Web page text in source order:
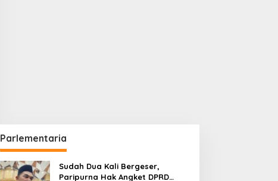
Parlementaria
Sudah Dua Kali Bergeser,
Paripurna Hak Angket DPRD